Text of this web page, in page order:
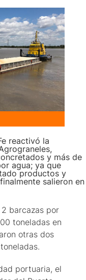
reactivó la
y más de
agua; ya que
productos y
salieron en
barcazas por
toneladas en
otras dos
portuaria, el